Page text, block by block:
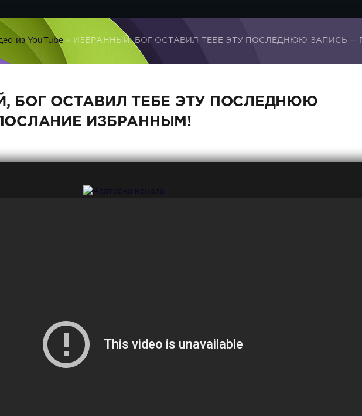
из YouTube » ИЗБРАННЫЙ, БОГ ОСТАВИЛ ТЕБЕ ЭТУ ПОСЛЕДНЮЮ ЗАПИСЬ
БОГ ОСТАВИЛ ТЕБЕ ЭТУ ПОСЛЕДНЮЮ
ИЗБРАННЫМ!